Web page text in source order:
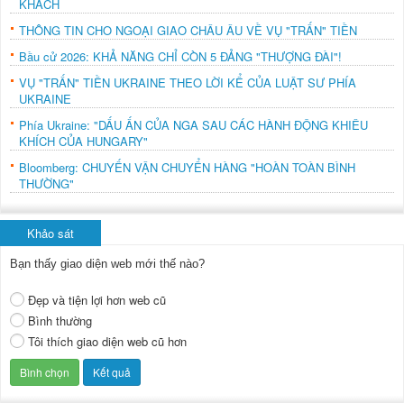
KHÁCH
THÔNG TIN CHO NGOẠI GIAO CHÂU ÂU VỀ VỤ "TRẤN" TIỀN
Bầu cử 2026: KHẢ NĂNG CHỈ CÒN 5 ĐẢNG "THƯỢNG ĐÀI"!
VỤ "TRẤN" TIỀN UKRAINE THEO LỜI KỂ CỦA LUẬT SƯ PHÍA
UKRAINE
Phía Ukraine: "DẤU ẤN CỦA NGA SAU CÁC HÀNH ĐỘNG KHIÊU
KHÍCH CỦA HUNGARY"
Bloomberg: CHUYẾN VẬN CHUYỂN HÀNG "HOÀN TOÀN BÌNH
THƯỜNG"
Khảo sát
Bạn thấy giao diện web mới thế nào?
Đẹp và tiện lợi hơn web cũ
Bình thường
Tôi thích giao diện web cũ hơn